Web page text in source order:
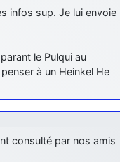
infos sup. Je lui envoie
le Pulqui au
à un Heinkel He
consulté par nos amis